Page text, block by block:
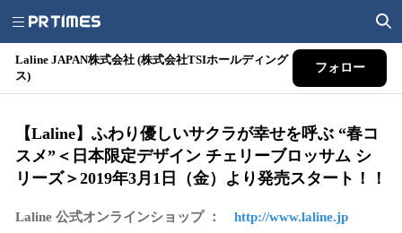
Laline JAPAN株式会社 (株式会社TSIホールディング
ス)
フォロー
【Laline】ふわり優しいサクラが幸せを呼ぶ “春コ
スメ”＜日本限定デザイン チェリーブロッサム シ
リーズ＞2019年3月1日（金）より発売スタート！！
Laline 公式オンラインショップ ： http://www.laline.jp